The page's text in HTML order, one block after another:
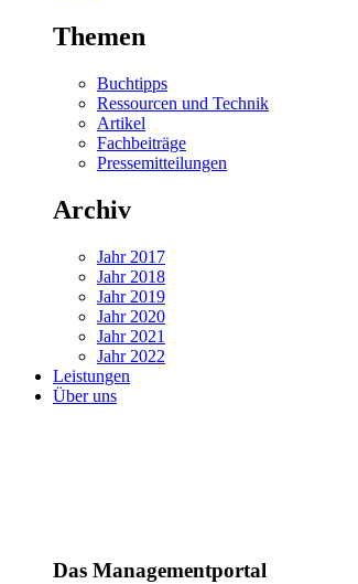
Themen
Buchtipps
Ressourcen und Technik
Artikel
Fachbeiträge
Pressemitteilungen
Archiv
Jahr 2017
Jahr 2018
Jahr 2019
Jahr 2020
Jahr 2021
Jahr 2022
Leistungen
Über uns
Das Managementportal